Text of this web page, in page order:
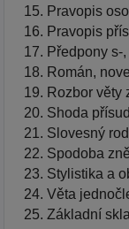
Pravopis
Pravopis
Předpony s-
Román,
Rozbor věty
Shoda
Slovesný rod
Spodoba
Stylistika a
Věta
Základní